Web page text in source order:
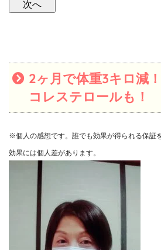
2ヶ月で体重3キロ減！
コレステロールも！
※個人の感想です。誰でも効果が得られる保証
効果には個人差があります。